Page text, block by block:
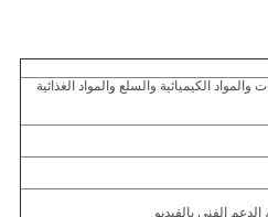
والمواد الكيميائية والسلع والمواد الغذائية
الدعم الفني بالفيديو